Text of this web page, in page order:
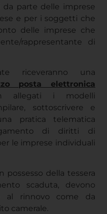
da parte delle imprese
e per i soggetti che
delle imprese che
rappresentante di
riceveranno una
posta elettronica
allegati i modelli
sottoscrivere e
pratica telematica
di diritti di
le imprese individuali
possesso della tessera
scaduta, devono
al rinnovo come da
camerale.